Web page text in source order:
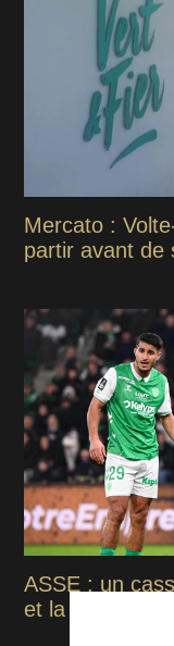
Mercato :
partir avant de
ASSE : un
et la direction